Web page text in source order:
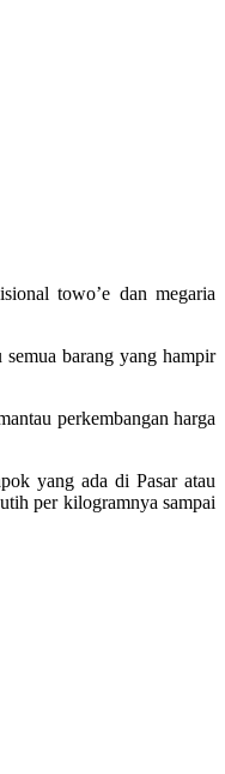
towo’e dan megaria
barang yang hampir
perkembangan harga
yang ada di Pasar atau
per kilogramnya sampai